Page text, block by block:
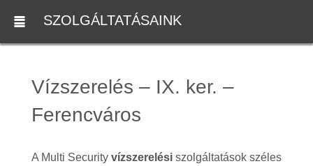
SZOLGÁLTATÁSAINK
Vízszerelés – IX. ker. –
Ferencváros
A Multi Security vízszerelésiszolgáltatások széles